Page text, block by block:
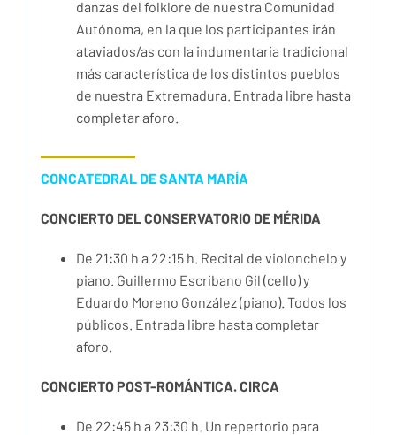
danzas del folklore de nuestra Comunidad
Autónoma, en la que los participantes irán
ataviados/as con la indumentaria tradicional
más característica de los distintos pueblos
de nuestra Extremadura. Entrada libre hasta
completar aforo.
CONCATEDRAL DE SANTA MARÍA
CONCIERTO DEL CONSERVATORIO DE MÉRIDA
De 21:30 h a 22:15 h. Recital de violonchelo y
piano. Guillermo Escribano Gil (cello) y
Eduardo Moreno González (piano). Todos los
públicos. Entrada libre hasta completar
aforo.
CONCIERTO POST-ROMÁNTICA. CIRCA
De 22:45 h a 23:30 h. Un repertorio para